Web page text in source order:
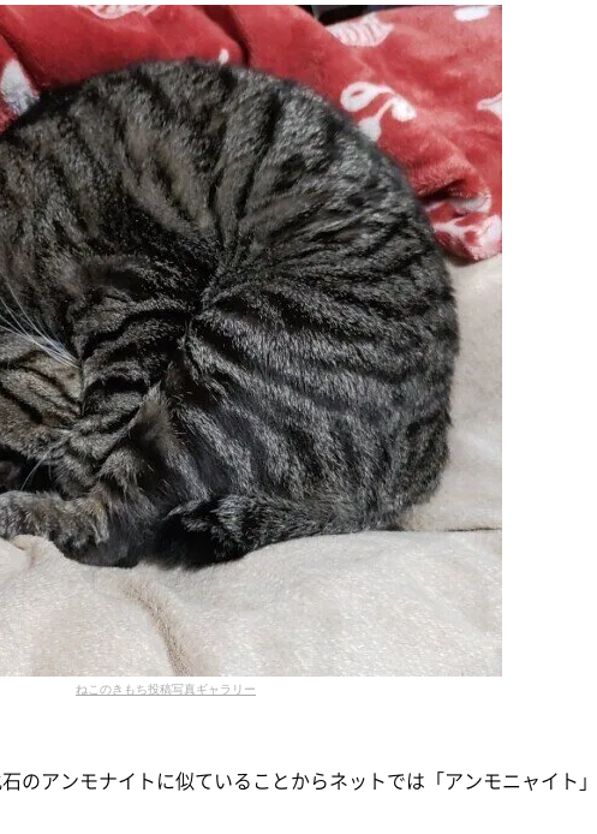
ねこのきもち投稿写真ギャラリー
のアンモナイトに似ていることからネットでは「アンモニャイト」